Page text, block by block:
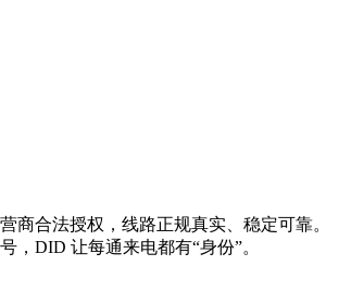
商合法授权，线路正规真实、稳定可靠。
，DID 让每通来电都有“身份”。